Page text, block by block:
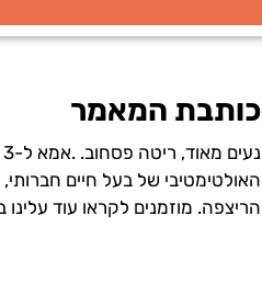
כותבת המאמר
האולטימטיבי של בעל חיים
הריצפה. מוזמנים לקראו עוד עלינו